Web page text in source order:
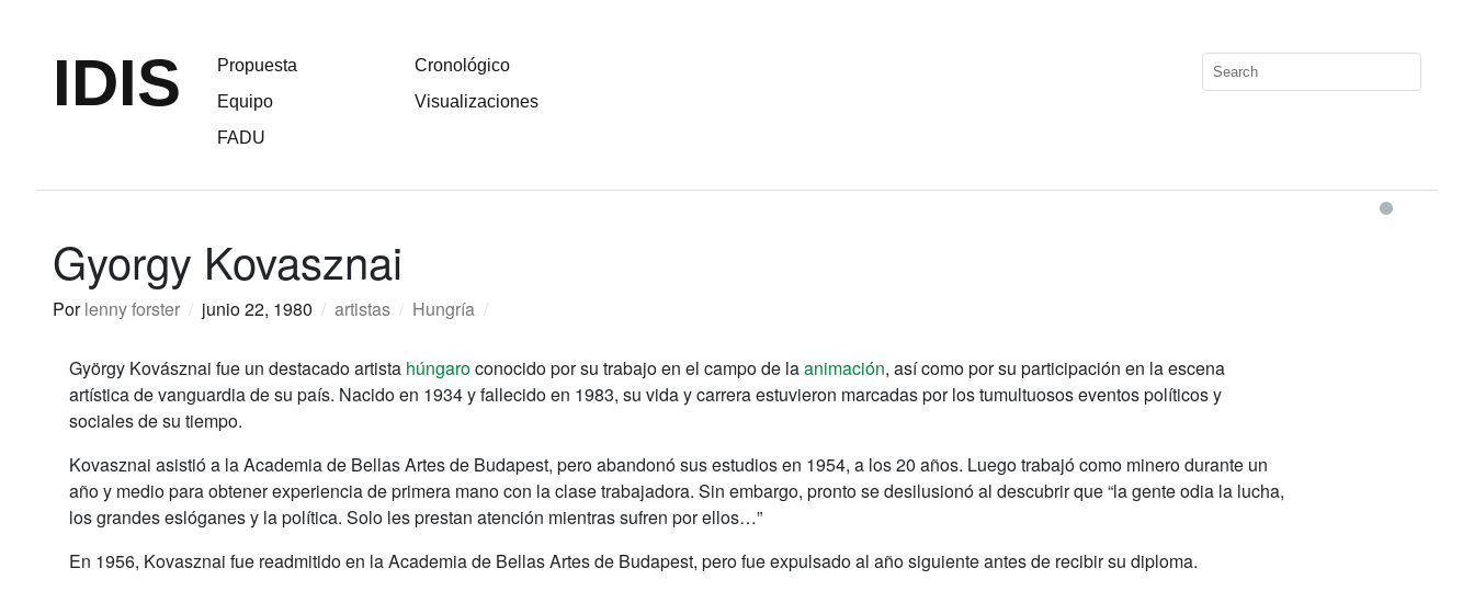
IDIS
Propuesta
Equipo
FADU
Cronológico
Visualizaciones
Gyorgy Kovasznai
Porlenny forster / junio 22, 1980 / artistas / Hungría /
György Kovásznai fue un destacado artista húngaroconocido por su trabajo en el campo de laanimación, así como por su participación en la escena
artística de vanguardia de su país. Nacido en 1934 y fallecido en 1983, su vida y carrera estuvieron marcadas por los tumultuosos eventos políticos y
sociales de su tiempo.
Kovasznai asistió a la Academia de Bellas Artes de Budapest, pero abandonó sus estudios en 1954, a los 20 años. Luego trabajó como minero durante un
año y medio para obtener experiencia de primera mano con la clase trabajadora. Sin embargo, pronto se desilusionó al descubrir que “la gente odia la lucha,
los grandes eslóganes y la política. Solo les prestan atención mientras sufren por ellos…”
En 1956, Kovasznai fue readmitido en la Academia de Bellas Artes de Budapest, pero fue expulsado al año siguiente antes de recibir su diploma.